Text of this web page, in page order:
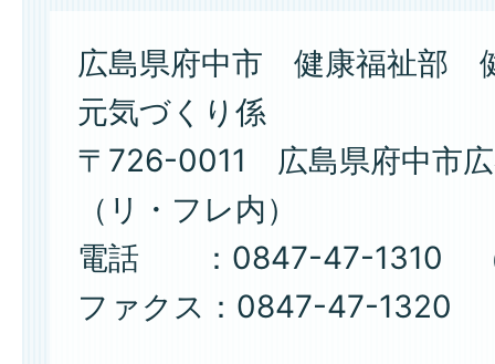
広島県府中市 健康福祉部
元気づくり係
〒726-0011 広島県府中市
（リ・フレ内）
電話 ：0847-47-1310
ファクス：0847-47-1320